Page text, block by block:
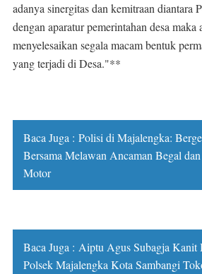
adanya sinergitas dan kemitraan diantara
dengan aparatur pemerintahan desa maka
menyelesaikan segala macam bentuk
yang terjadi di Desa."**
Baca Juga : Polisi di Majalengka:
Bersama Melawan Ancaman Begal
Motor
Baca Juga : Aiptu Agus Subagja Kanit
Polsek Majalengka Kota Sambangi